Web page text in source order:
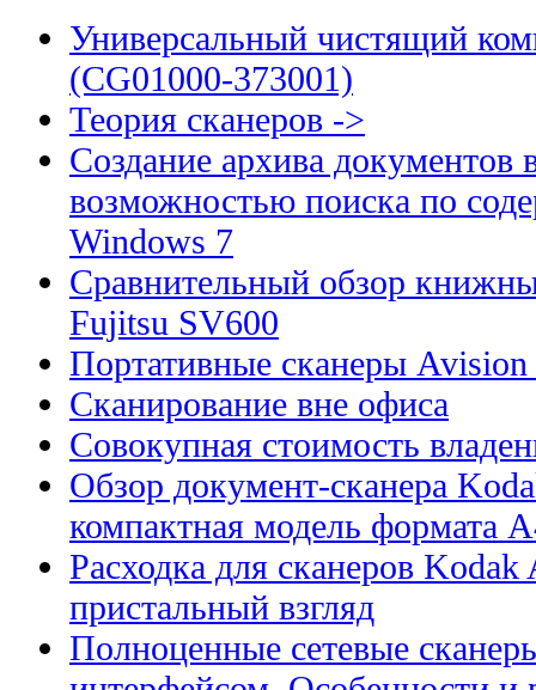
Универсальный чистящий
(CG01000-373001)
Теория сканеров ->
Создание архива документов
возможностью поиска по
Windows 7
Сравнительный обзор
Fujitsu SV600
Портативные сканеры Avision
Сканирование вне офиса
Совокупная стоимость
Обзор документ-сканера
компактная модель формата
Расходка для сканеров
пристальный взгляд
Полноценные сетевые